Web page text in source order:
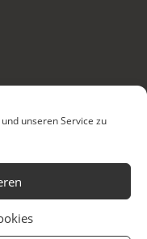
unseren Service zu
Impressum